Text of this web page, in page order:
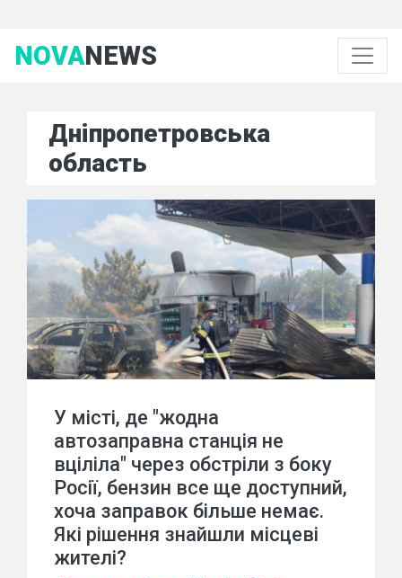
NOVANEWS
Дніпропетровська
область
У місті, де "жодна
автозаправна станція не
вціліла" через обстріли з боку
Росії, бензин все ще доступний,
хоча заправок більше немає.
Які рішення знайшли місцеві
жителі?